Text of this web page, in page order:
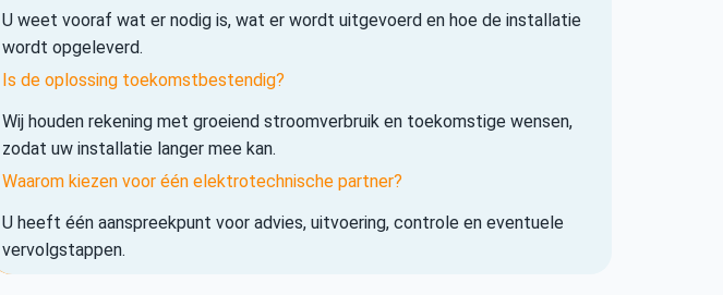
U weet vooraf wat er nodig is, wat er wordt uitgevoerd en hoe de installatie
wordt opgeleverd.
Is de oplossing toekomstbestendig?
Wij houden rekening met groeiend stroomverbruik en toekomstige wensen,
zodat uw installatie langer mee kan.
Waarom kiezen voor één elektrotechnische partner?
U heeft één aanspreekpunt voor advies, uitvoering, controle en eventuele
vervolgstappen.